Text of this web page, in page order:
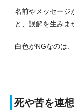
名前やメッセージ
と、誤解を生みま
白色がNGなのは
死や苦を連